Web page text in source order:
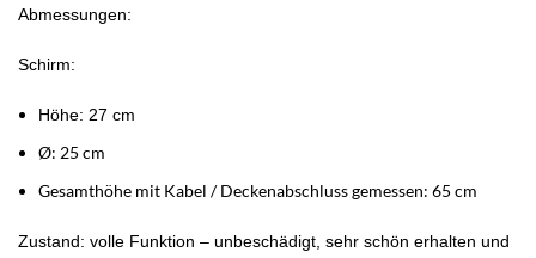
Abmessungen:
Schirm:
Höhe: 27 cm
Ø: 25 cm
Gesamthöhe mit Kabel / Deckenabschluss gemessen: 65 cm
Zustand: volle Funktion – unbeschädigt, sehr schön erhalten und